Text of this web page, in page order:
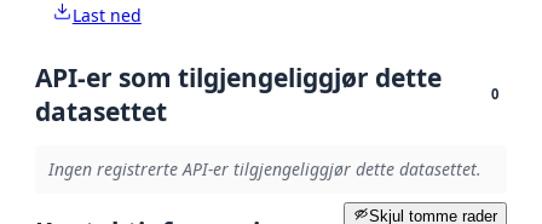
Last ned
API-er som tilgjengeliggjør dette
datasettet
0
Ingen registrerte API-er tilgjengeliggjør dette datasettet.
Skjul tomme rader